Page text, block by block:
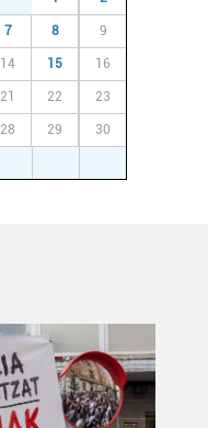
7 8 9
14 15 16
21 22 23
28 29 30